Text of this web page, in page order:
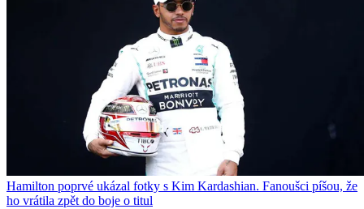
Hamilton poprvé ukázal fotky s Kim Kardashian. Fanoušci píšou, že
ho vrátila zpět do boje o titul